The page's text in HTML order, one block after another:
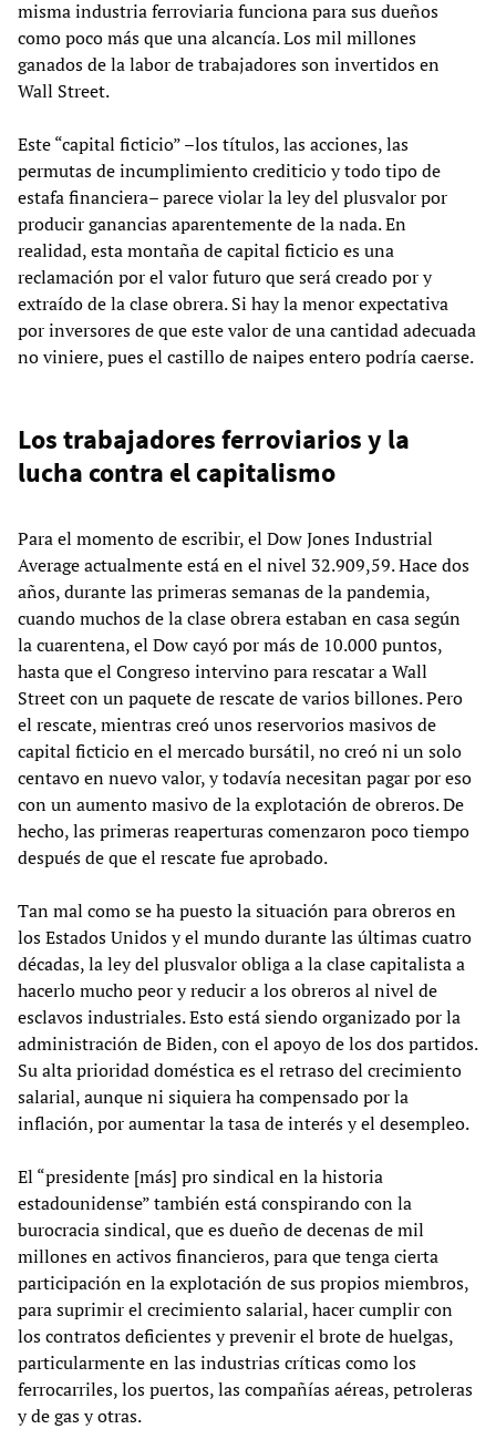
misma industria ferroviaria funciona para sus dueños
como poco más que una alcancía. Los mil millones
ganados de la labor de trabajadores son invertidos en
Wall Street.
Este “capital ficticio” –los títulos, las acciones, las
permutas de incumplimiento crediticio y todo tipo de
estafa financiera– parece violar la ley del plusvalor por
producir ganancias aparentemente de la nada. En
realidad, esta montaña de capital ficticio es una
reclamación por el valor futuro que será creado por y
extraído de la clase obrera. Si hay la menor expectativa
por inversores de que este valor de una cantidad adecuada
no viniere, pues el castillo de naipes entero podría caerse.
Los trabajadores ferroviarios y la
lucha contra el capitalismo
Para el momento de escribir, el Dow Jones Industrial
Average actualmente está en el nivel 32.909,59. Hace dos
años, durante las primeras semanas de la pandemia,
cuando muchos de la clase obrera estaban en casa según
la cuarentena, el Dow cayó por más de 10.000 puntos,
hasta que el Congreso intervino para rescatar a Wall
Street con un paquete de rescate de varios billones. Pero
el rescate, mientras creó unos reservorios masivos de
capital ficticio en el mercado bursátil, no creó ni un solo
centavo en nuevo valor, y todavía necesitan pagar por eso
con un aumento masivo de la explotación de obreros. De
hecho, las primeras reaperturas comenzaron poco tiempo
después de que el rescate fue aprobado.
Tan mal como se ha puesto la situación para obreros en
los Estados Unidos y el mundo durante las últimas cuatro
décadas, la ley del plusvalor obliga a la clase capitalista a
hacerlo mucho peor y reducir a los obreros al nivel de
esclavos industriales. Esto está siendo organizado por la
administración de Biden, con el apoyo de los dos partidos.
Su alta prioridad doméstica es el retraso del crecimiento
salarial, aunque ni siquiera ha compensado por la
inflación, por aumentar la tasa de interés y el desempleo.
El “presidente [más] pro sindical en la historia
estadounidense” también está conspirando con la
burocracia sindical, que es dueño de decenas de mil
millones en activos financieros, para que tenga cierta
participación en la explotación de sus propios miembros,
para suprimir el crecimiento salarial, hacer cumplir con
los contratos deficientes y prevenir el brote de huelgas,
particularmente en las industrias críticas como los
ferrocarriles, los puertos, las compañías aéreas, petroleras
y de gas y otras.